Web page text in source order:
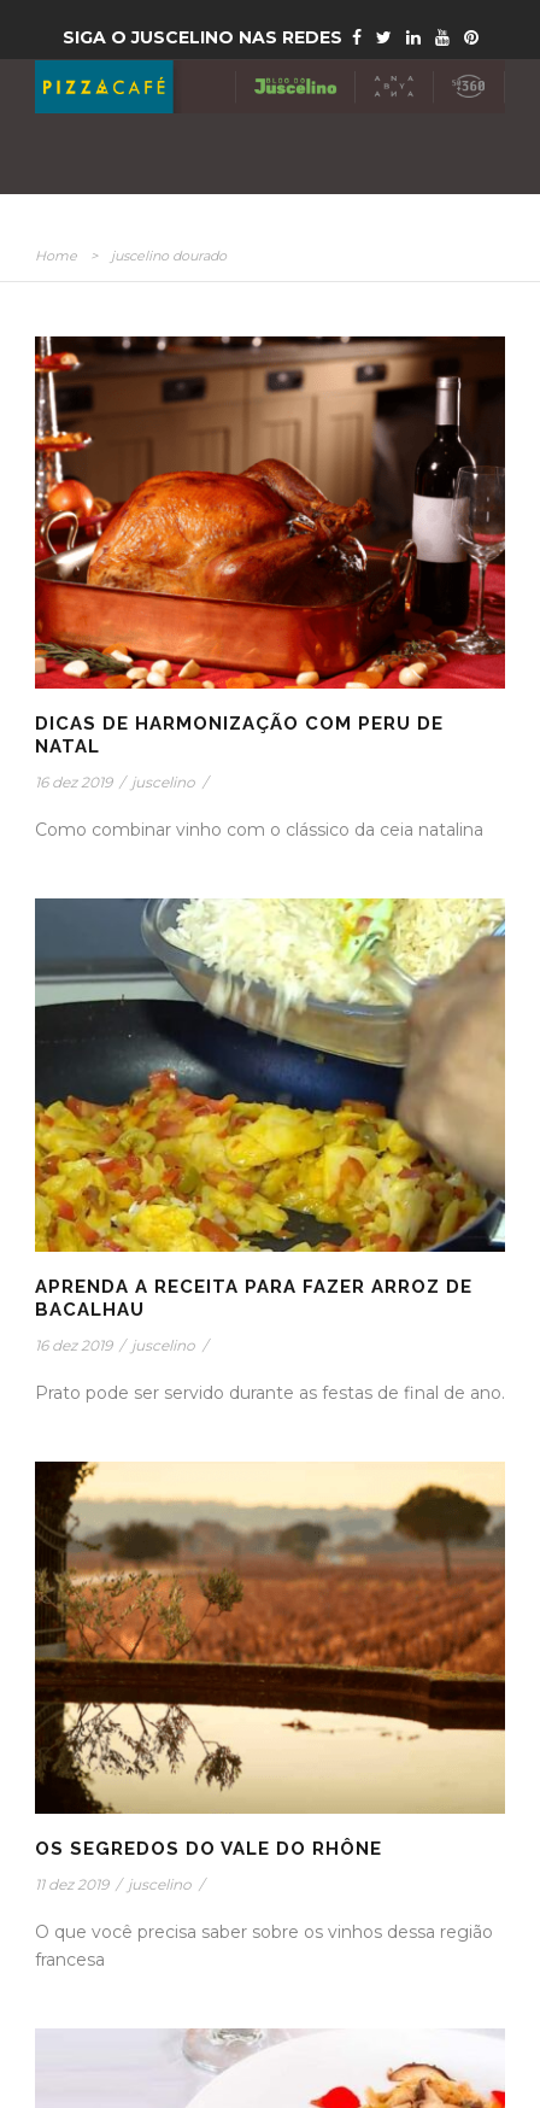
SIGA O JUSCELINO NAS REDES
Home > juscelino dourado
DICAS DE HARMONIZAÇÃO COM PERU DE
NATAL
16 dez 2019 / juscelino /
Como combinar vinho com o clássico da ceia natalina
APRENDA A RECEITA PARA FAZER ARROZ DE
BACALHAU
16 dez 2019 / juscelino /
Prato pode ser servido durante as festas de final de ano.
OS SEGREDOS DO VALE DO RHÔNE
11 dez 2019 / juscelino /
O que você precisa saber sobre os vinhos dessa região
francesa